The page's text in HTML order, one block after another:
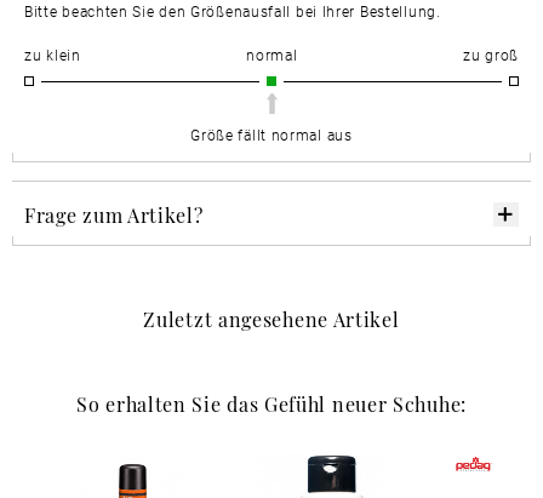
Bitte beachten Sie den Größenausfall bei Ihrer Bestellung.
zu klein normal zu groß
Größe fällt normal aus
Frage zum Artikel?
Zuletzt angesehene Artikel
So erhalten Sie das Gefühl neuer Schuhe: